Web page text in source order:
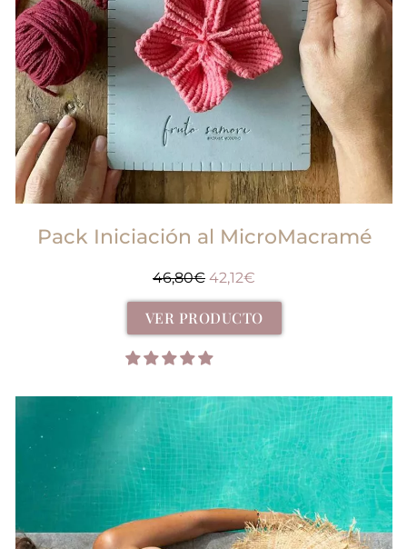
Pack Iniciación al MicroMacramé
46,80€ 42,12€
VER PRODUCTO